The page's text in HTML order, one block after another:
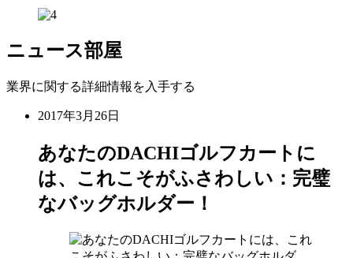
ニュース部屋
業界に関する詳細情報を入手する
2017年3月26日
あなたのDACHIゴルフカートに
は、これこそがふさわしい：完璧
なバッグホルダー！